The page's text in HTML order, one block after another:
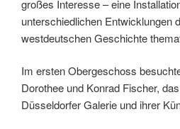
großes Interesse – eine
unterschiedlichen Entwicklungen
westdeutschen Geschichte
Im ersten Obergeschoss
Dorothee und Konrad Fischer,
Düsseldorfer Galerie und ihrer